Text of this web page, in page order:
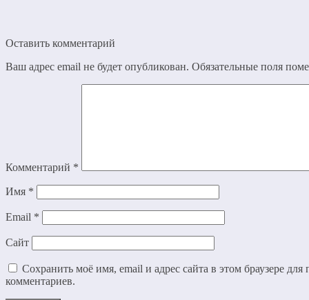
Оставить комментарий
Ваш адрес email не будет опубликован. Обязательные поля
Комментарий *
Имя *
Email *
Сайт
Сохранить моё имя, email и адрес сайта в этом браузере
комментариев.